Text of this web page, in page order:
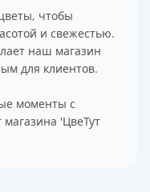
чтобы
и свежестью.
наш магазин
для клиентов.
моменты с
'ЦвеТут